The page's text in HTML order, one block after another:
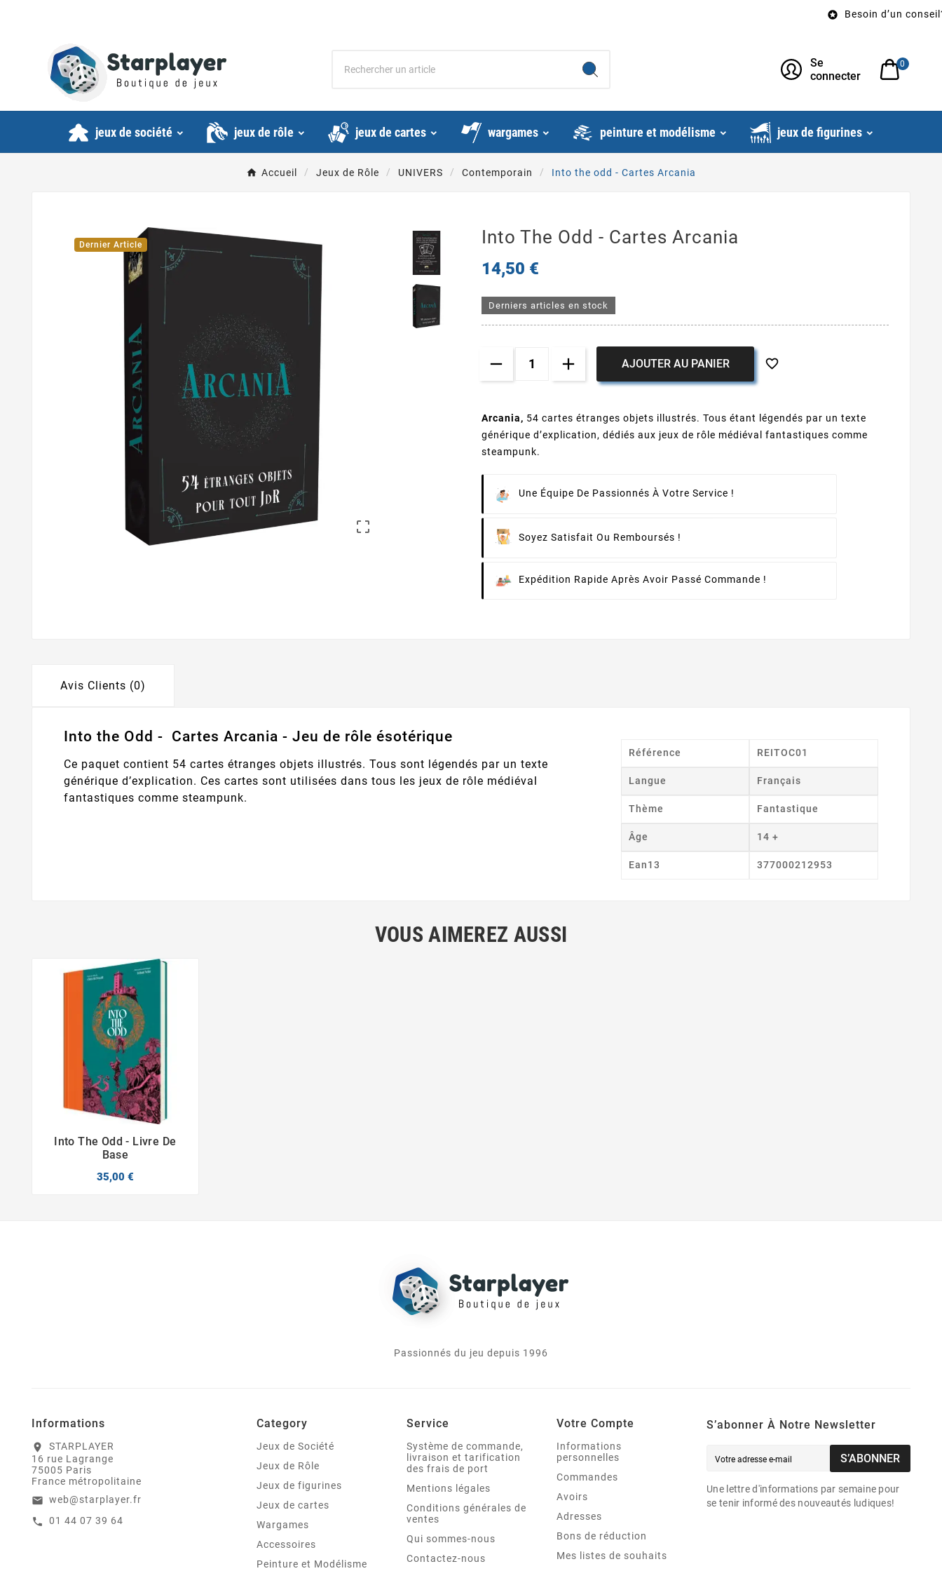
Besoin d’un conseil?
Se
connecter
0
jeux de société jeux de rôle jeux de cartes wargames peinture et modélisme jeux de figurines
Accueil Jeux de Rôle UNIVERS Contemporain Into the odd - Cartes Arcania
Dernier Article

Into The Odd - Cartes Arcania
14,50 €
Derniers articles en stock
AJOUTER AU PANIER 
Arcania, 54 cartes étranges objets illustrés. Tous étant légendés par un texte
générique d’explication, dédiés aux jeux de rôle médiéval fantastiques comme
steampunk.
Une Équipe De Passionnés À Votre Service !
Soyez Satisfait Ou Remboursés !
Expédition Rapide Après Avoir Passé Commande !
Avis Clients (0)
Into the Odd - Cartes Arcania - Jeu de rôle ésotérique
Ce paquet contient 54 cartes étranges objets illustrés. Tous sont légendés par un texte
générique d’explication. Ces cartes sont utilisées dans tous les jeux de rôle médiéval
fantastiques comme steampunk.
Référence REITOC01
Langue Français
Thème Fantastique
Âge 14 +
Ean13 377000212953
VOUS AIMEREZ AUSSI
 
Into The Odd - Livre De
Base
35,00 €
Passionnés du jeu depuis 1996
Informations
location_on
STARPLAYER
16 rue Lagrange
75005 Paris
France métropolitaine
email web@starplayer.fr
call 01 44 07 39 64
Category
Jeux de Société
Jeux de Rôle
Jeux de figurines
Jeux de cartes
Wargames
Accessoires
Peinture et Modélisme
Service
Système de commande,
livraison et tarification
des frais de port
Mentions légales
Conditions générales de
ventes
Qui sommes-nous
Contactez-nous
Votre Compte
Informations
personnelles
Commandes
Avoirs
Adresses
Bons de réduction
Mes listes de souhaits
S’abonner À Notre Newsletter
S’ABONNER
Une lettre d'informations par semaine pour
se tenir informé des nouveautés ludiques!